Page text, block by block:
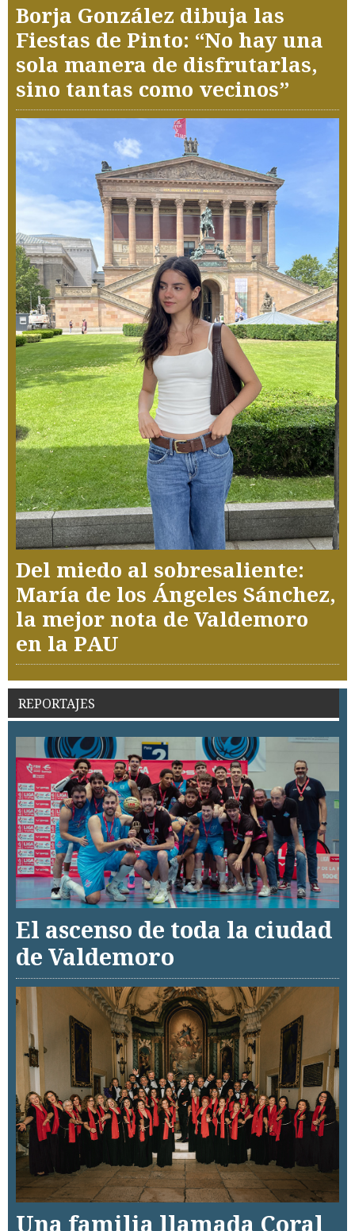
Borja González dibuja las
Fiestas de Pinto: “No hay una
sola manera de disfrutarlas,
sino tantas como vecinos”
Del miedo al sobresaliente:
María de los Ángeles Sánchez,
la mejor nota de Valdemoro
en la PAU
REPORTAJES
El ascenso de toda la ciudad
de Valdemoro
Una familia llamada Coral